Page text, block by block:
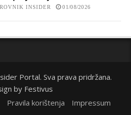
INSIDER 01/08/2026
Portal. Sva prava pridržana.
by Festivus
Pravila korištenja Impressum